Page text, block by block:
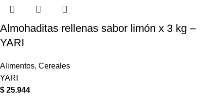
Almohaditas rellenas sabor limón x 3 kg –
YARI
Alimentos, Cereales
YARI
$ 25.944